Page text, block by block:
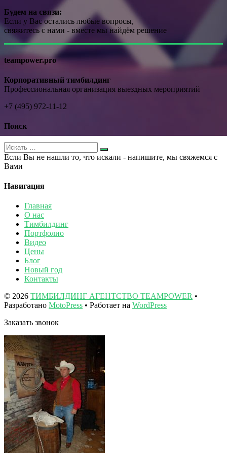
Будем на связи:
Если у Вас остались любые вопросы,
свяжитесь с нами - вместе мы найдём решение
teampower.pro
Корпоративный тимбилдинг
Профессиональная организация выездных мероприятий
+7 (495) 972-11-12
Поиск
Если Вы не нашли то, что искали - напишите, мы свяжемся с
Вами
Навигация
Главная
О нас
Тимбилдинг
Портфолио
Видео
Цены
Блог
Новый год
Контакты
© 2026 ТИМБИЛДИНГ АГЕНТСТВО TEAMPOWER •
Разработано MotoPress • Работает на WordPress
Заказать звонок